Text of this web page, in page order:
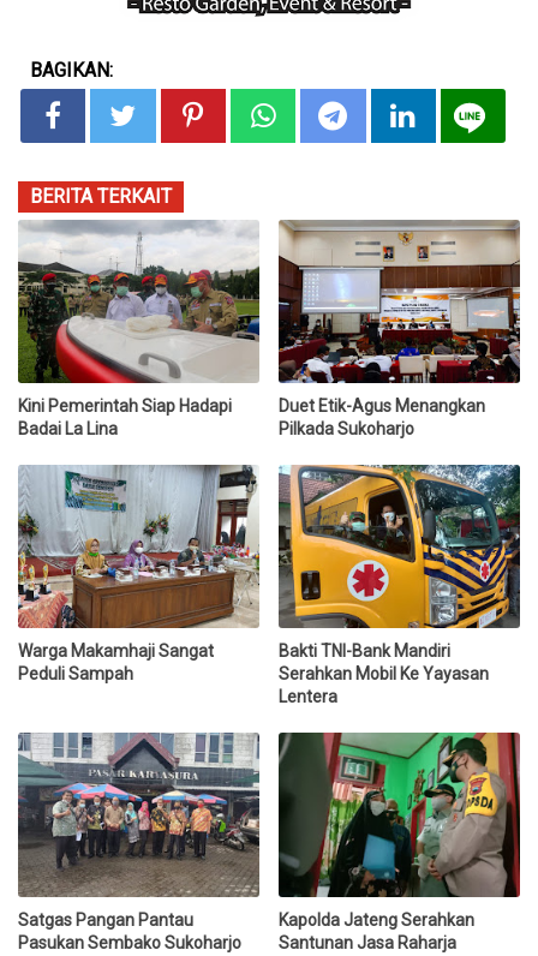
BAGIKAN:
BERITA TERKAIT
Kini Pemerintah Siap Hadapi
Badai La Lina
Duet Etik-Agus Menangkan
Pilkada Sukoharjo
Warga Makamhaji Sangat
Peduli Sampah
Bakti TNI-Bank Mandiri
Serahkan Mobil Ke Yayasan
Lentera
Satgas Pangan Pantau
Pasukan Sembako Sukoharjo
Kapolda Jateng Serahkan
Santunan Jasa Raharja